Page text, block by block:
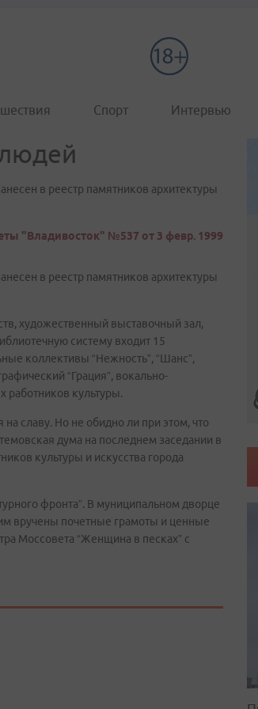
Спорт Интервью
в реестр памятников архитектуры
"Владивосток" №537 от 3 февр. 1999
в реестр памятников архитектуры
художественный выставочный зал,
систему входит 15
коллективы “Нежность”, “Шанс”,
“Грация”, вокально-
работников культуры.
славу. Но не обидно ли при этом, что
дума на последнем заседании в
культуры и искусства города
фронта”. В муниципальном дворце
вручены почетные грамоты и ценные
Моссовета “Женщина в песках” с